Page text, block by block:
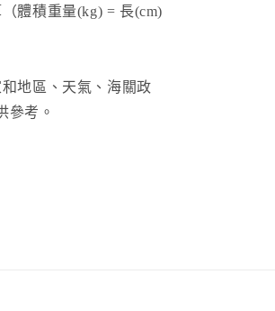
體積重量(kg) = 長(cm)
地區、天氣、海關政
參考。